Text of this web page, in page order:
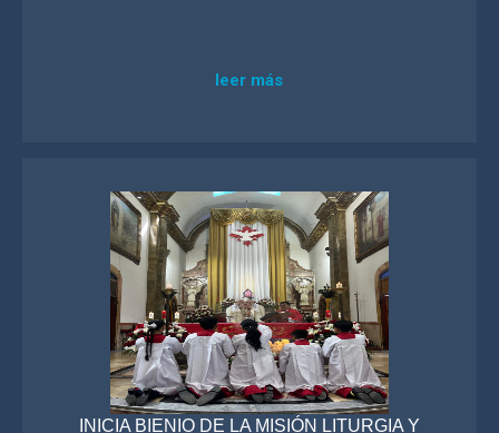
leer más
INICIA BIENIO DE LA MISIÓN LITURGIA Y